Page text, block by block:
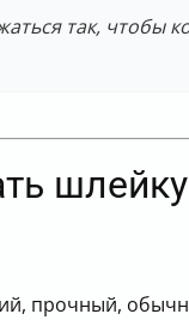
так, чтобы
прочный,